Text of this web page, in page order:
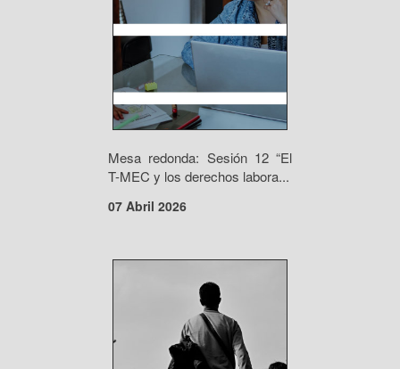
Mesa redonda: Sesión 12 “El
T-MEC y los derechos labora...
07 Abril 2026